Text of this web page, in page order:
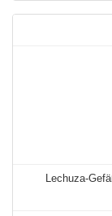
Lechuza-